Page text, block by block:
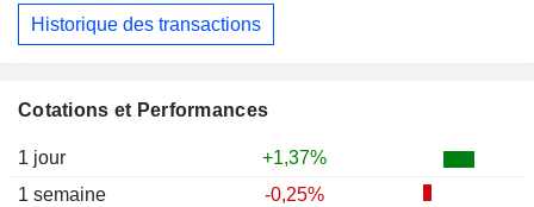
Cotations et Performances
1 jour
+1,37%
1 semaine
-0,25%
Historique des transactions